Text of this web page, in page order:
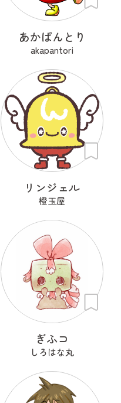
あかぱんとり
akapantori
リンジェル
橙玉屋
ぎふコ
しろはな丸